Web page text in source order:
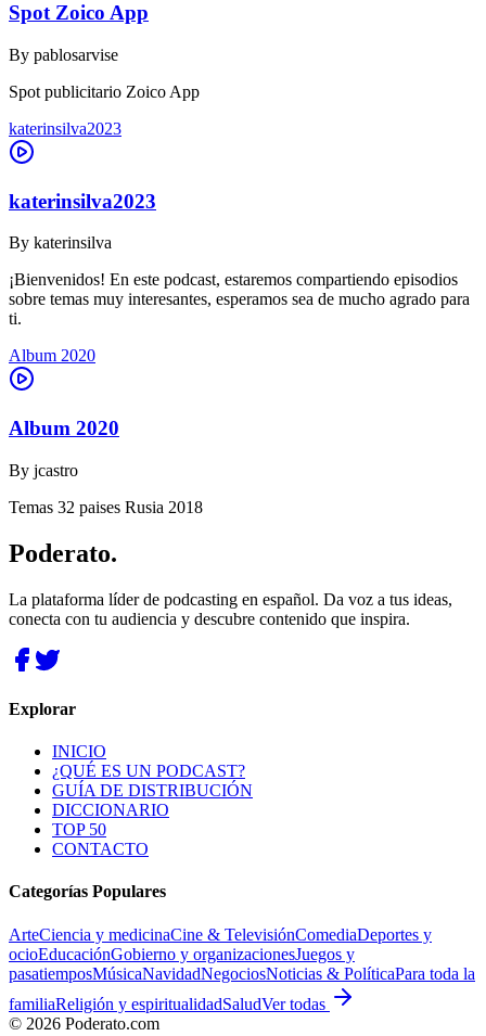
Spot Zoico App
By pablosarvise
Spot publicitario Zoico App
katerinsilva2023
katerinsilva2023
By katerinsilva
¡Bienvenidos! En este podcast, estaremos compartiendo episodios
sobre temas muy interesantes, esperamos sea de mucho agrado para
ti.
Album 2020
Album 2020
By jcastro
Temas 32 paises Rusia 2018
Poderato.
La plataforma líder de podcasting en español. Da voz a tus ideas,
conecta con tu audiencia y descubre contenido que inspira.
Explorar
INICIO
¿QUÉ ES UN PODCAST?
GUÍA DE DISTRIBUCIÓN
DICCIONARIO
TOP 50
CONTACTO
Categorías Populares
ArteCiencia y medicinaCine & TelevisiónComediaDeportes y
ocioEducaciónGobierno y organizacionesJuegos y
pasatiemposMúsicaNavidadNegociosNoticias & PolíticaPara toda la
familiaReligión y espiritualidadSaludVer todas
© 2026 Poderato.com